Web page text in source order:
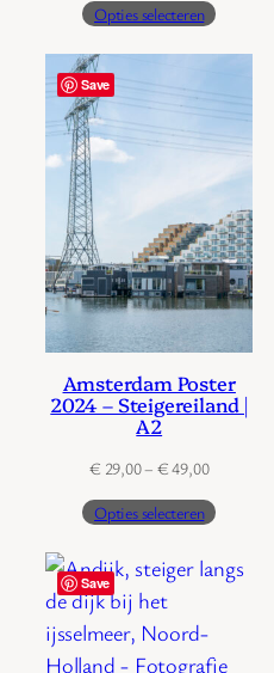
tot
Opties selecteren
Save
Amsterdam Poster
2024 – Steigereiland |
A2
€ 29,00– €49,00Prijsklasse:
tot
Opties selecteren
Save